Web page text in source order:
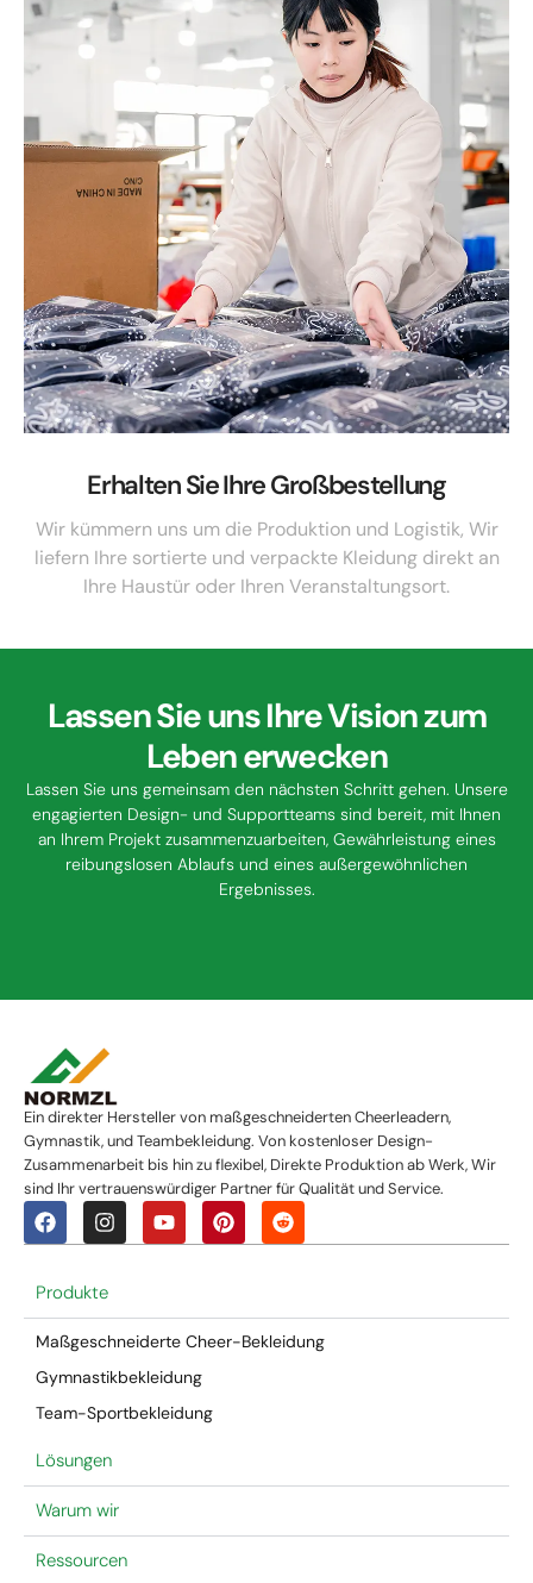
Erhalten Sie Ihre Großbestellung
Wir kümmern uns um die Produktion und Logistik, Wir
liefern Ihre sortierte und verpackte Kleidung direkt an
Ihre Haustür oder Ihren Veranstaltungsort.
Lassen Sie uns Ihre Vision zum
Leben erwecken
Lassen Sie uns gemeinsam den nächsten Schritt gehen. Unsere
engagierten Design- und Supportteams sind bereit, mit Ihnen
an Ihrem Projekt zusammenzuarbeiten, Gewährleistung eines
reibungslosen Ablaufs und eines außergewöhnlichen
Ergebnisses.
Ein direkter Hersteller von maßgeschneiderten Cheerleadern,
Gymnastik, und Teambekleidung. Von kostenloser Design-
Zusammenarbeit bis hin zu flexibel, Direkte Produktion ab Werk, Wir
sind Ihr vertrauenswürdiger Partner für Qualität und Service.
Produkte
Maßgeschneiderte Cheer-Bekleidung
Gymnastikbekleidung
Team-Sportbekleidung
Lösungen
Warum wir
Ressourcen